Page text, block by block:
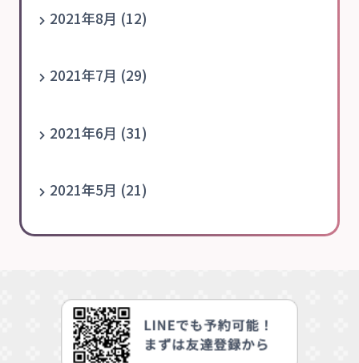
2021年8月 (12)
2021年7月 (29)
2021年6月 (31)
2021年5月 (21)